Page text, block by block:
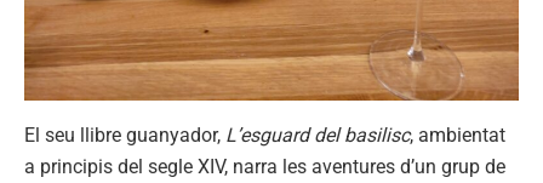
El seu llibre guanyador, L’esguard del basilisc, ambientat
a principis del segle XIV, narra les aventures d’un grup de